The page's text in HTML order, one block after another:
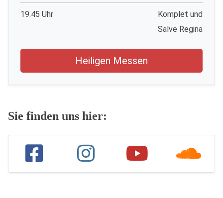
19.45 Uhr
Komplet und
Salve Regina
Heiligen Messen
Sie finden uns hier: